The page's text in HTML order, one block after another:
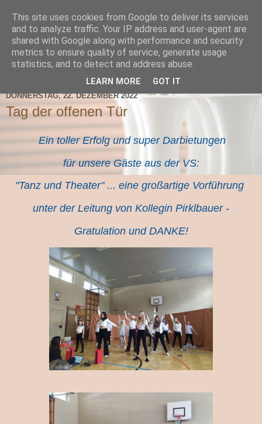
TNMS Bad Leonfelden
DONNERSTAG, 22. DEZEMBER 2022
Tag der offenen Tür
Ein toller Erfolg und super Darbietungen
für unsere Gäste aus der VS:
"Tanz und Theater" ... eine großartige Vorführung
unter der Leitung von Kollegin Pirklbauer -
Gratulation und DANKE!
This site uses cookies from Google to deliver its services
and to analyze traffic. Your IP address and user-agent are
shared with Google along with performance and security
metrics to ensure quality of service, generate usage
statistics, and to detect and address abuse.
LEARN MORE GOT IT